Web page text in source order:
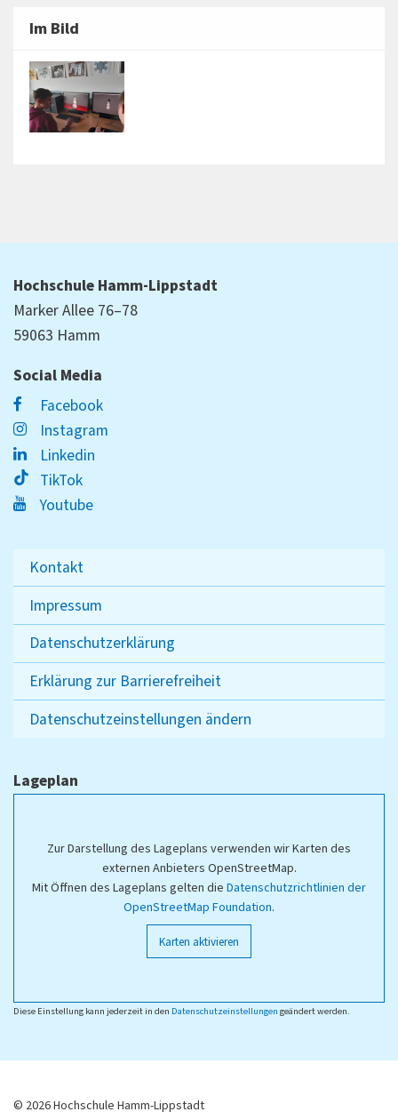
Im Bild
Hochschule Hamm-Lippstadt
Marker Allee 76–78
59063 Hamm
Social Media
Facebook
Instagram
Linkedin
TikTok
Youtube
Kontakt
Impressum
Datenschutzerklärung
Erklärung zur Barrierefreiheit
Datenschutzeinstellungen ändern
Lageplan
Zur Darstellung des Lageplans verwenden wir Karten des
externen Anbieters OpenStreetMap.
Mit Öffnen des Lageplans gelten die Datenschutzrichtlinien der
OpenStreetMap Foundation.
Karten aktivieren
Diese Einstellung kann jederzeit in den Datenschutzeinstellungen geändert werden.
© 2026 Hochschule Hamm-Lippstadt